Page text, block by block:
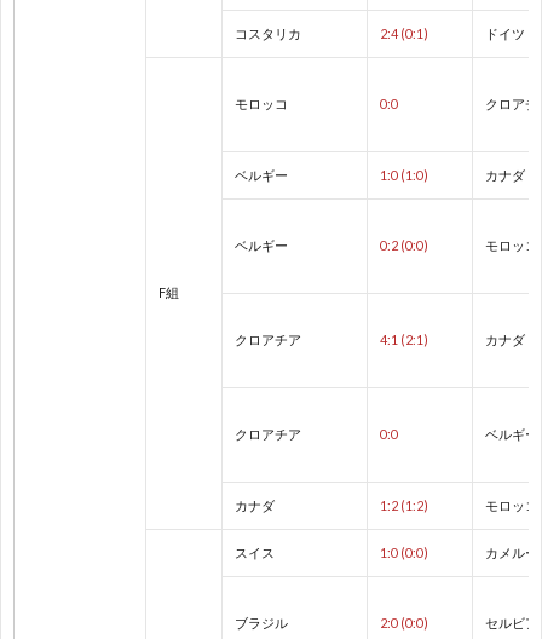
コスタリカ 2:4 (0:1) ドイツ
F組
モロッコ 0:0 クロアチ
ベルギー 1:0 (1:0) カナダ
ベルギー 0:2 (0:0) モロッコ
クロアチア 4:1 (2:1) カナダ
クロアチア 0:0 ベルギー
カナダ 1:2 (1:2) モロッコ
スイス 1:0 (0:0) カメルー
ブラジル 2:0 (0:0) セルビア